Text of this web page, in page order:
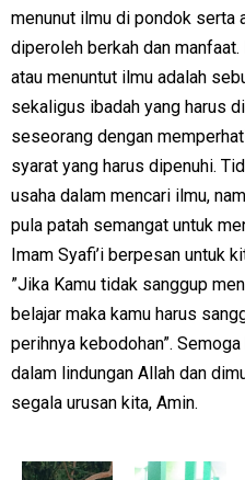
menunut ilmu di pondok serta
diperoleh berkah dan manfaat.
atau menuntut ilmu adalah
sekaligus ibadah yang harus
seseorang dengan
syarat yang harus dipenuhi.
usaha dalam mencari ilmu,
pula patah semangat untuk
Imam Syafi’i berpesan untuk
”Jika Kamu tidak sanggup
belajar maka kamu harus
perihnya kebodohan”.
dalam lindungan Allah dan
segala urusan kita, Amin.